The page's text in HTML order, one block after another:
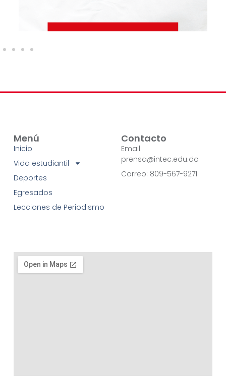
Menú
Inicio
Vida estudiantil
Deportes
Egresados
Lecciones de Periodismo
Contacto
Email:
prensa@intec.edu.do
Correo: 809-567-9271